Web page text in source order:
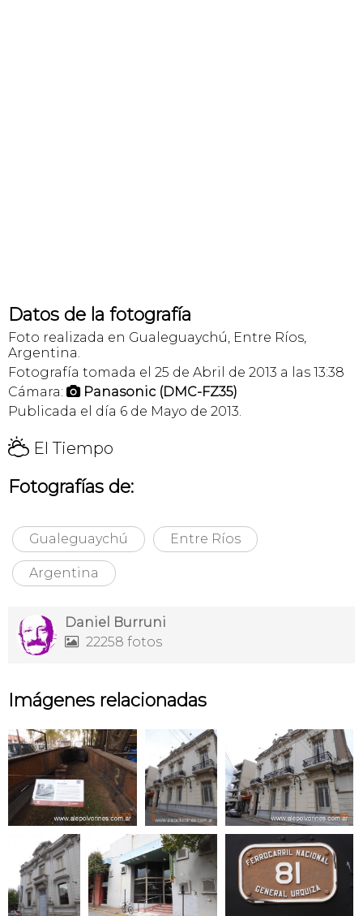
Datos de la fotografía
Foto realizada en Gualeguaychú, Entre Ríos,
Argentina.
Fotografía tomada el 25 de Abril de 2013 a las 13:38
Cámara:  Panasonic (DMC-FZ35)
Publicada el día 6 de Mayo de 2013.
H El Tiempo
Fotografías de:
Gualeguaychú Entre Ríos
Argentina
Daniel Burruni
 22258 fotos
Imágenes relacionadas